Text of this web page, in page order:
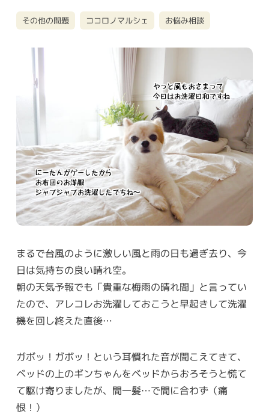
その他の問題 ココロノマルシェ お悩み相談
まるで台風のように激しい風と雨の日も過ぎ去り、今
日は気持ちの良い晴れ空。
朝の天気予報でも「貴重な梅雨の晴れ間」と言ってい
たので、アレコレお洗濯しておこうと早起きして洗濯
機を回し終えた直後…
ガボッ！ガボッ！という耳慣れた音が聞こえてきて、
ベッドの上のギンちゃんをベッドからおろそうと慌て
て駆け寄りましたが、間一髪…で間に合わず（痛
恨！）